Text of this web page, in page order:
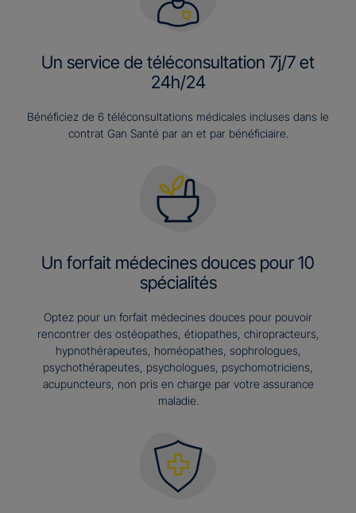
Un service de téléconsultation 7j/7 et
24h/24
Bénéficiez de 6 téléconsultations médicales incluses dans le
contrat Gan Santé par an et par bénéficiaire.
Un forfait médecines douces pour 10
spécialités
Optez pour un forfait médecines douces pour pouvoir
rencontrer des ostéopathes, étiopathes, chiropracteurs,
hypnothérapeutes, homéopathes, sophrologues,
psychothérapeutes, psychologues, psychomotriciens,
acupuncteurs, non pris en charge par votre assurance
maladie.